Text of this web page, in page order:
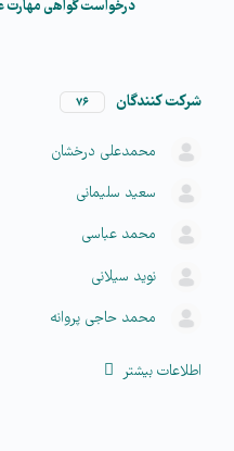
درخواست گواهی
شركت كنندگان ۷۶
محمدعلی درخشان
سعید سلیمانی
محمد عباسی
نوید سیلانی
محمد حاجی پروانه
اطلاعات بیشتر